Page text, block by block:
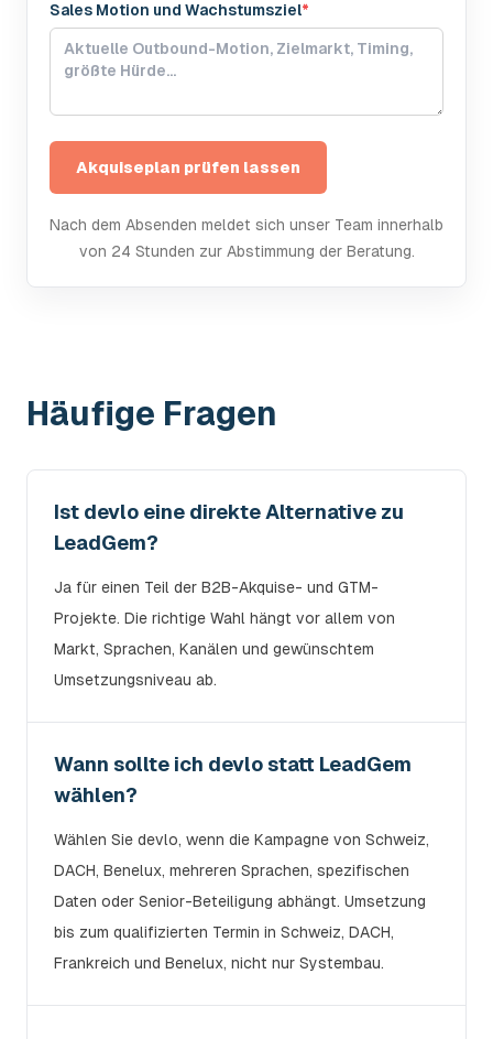
Sales Motion und Wachstumsziel*
Akquiseplan prüfen lassen
Nach dem Absenden meldet sich unser Team innerhalb
von 24 Stunden zur Abstimmung der Beratung.
Häufige Fragen
Ist devlo eine direkte Alternative zu
LeadGem?
Ja für einen Teil der B2B-Akquise- und GTM-
Projekte. Die richtige Wahl hängt vor allem von
Markt, Sprachen, Kanälen und gewünschtem
Umsetzungsniveau ab.
Wann sollte ich devlo statt LeadGem
wählen?
Wählen Sie devlo, wenn die Kampagne von Schweiz,
DACH, Benelux, mehreren Sprachen, spezifischen
Daten oder Senior-Beteiligung abhängt. Umsetzung
bis zum qualifizierten Termin in Schweiz, DACH,
Frankreich und Benelux, nicht nur Systembau.